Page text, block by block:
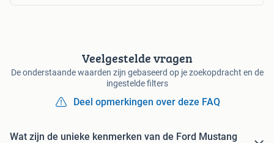
Veelgestelde vragen
De onderstaande waarden zijn gebaseerd op je zoekopdracht en de
ingestelde filters
Deel opmerkingen over deze FAQ
Wat zijn de unieke kenmerken van de Ford Mustang